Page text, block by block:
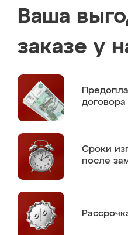
Ваша
заказе у
договора
Сроки
после